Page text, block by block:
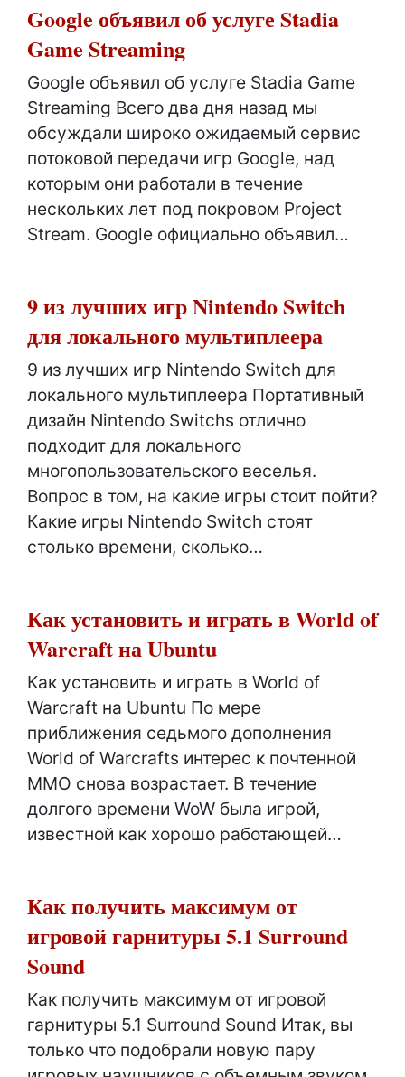
Google объявил об услуге Stadia
Game Streaming
Google объявил об услуге Stadia Game
Streaming Всего два дня назад мы
обсуждали широко ожидаемый сервис
потоковой передачи игр Google, над
которым они работали в течение
нескольких лет под покровом Project
Stream. Google официально объявил…
9 из лучших игр Nintendo Switch
для локального мультиплеера
9 из лучших игр Nintendo Switch для
локального мультиплеера Портативный
дизайн Nintendo Switchs отлично
подходит для локального
многопользовательского веселья.
Вопрос в том, на какие игры стоит пойти?
Какие игры Nintendo Switch стоят
столько времени, сколько…
Как установить и играть в World of
Warcraft на Ubuntu
Как установить и играть в World of
Warcraft на Ubuntu По мере
приближения седьмого дополнения
World of Warcrafts интерес к почтенной
MMO снова возрастает. В течение
долгого времени WoW была игрой,
известной как хорошо работающей…
Как получить максимум от
игровой гарнитуры 5.1 Surround
Sound
Как получить максимум от игровой
гарнитуры 5.1 Surround Sound Итак, вы
только что подобрали новую пару